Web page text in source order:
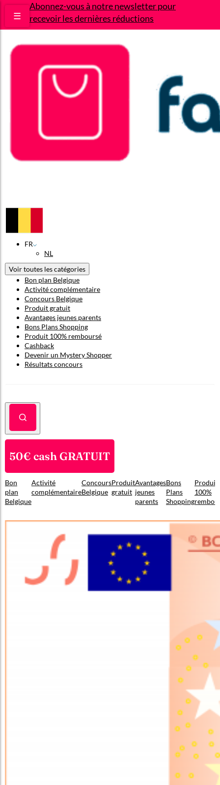
Abonnez-vous à notre newsletter pour
recevoir les dernières réductions
☰
FR
NL
Voir toutes les catégories
Bon plan Belgique
Activité complémentaire
Concours Belgique
Produit gratuit
Avantages jeunes parents
Bons Plans Shopping
Produit 100% remboursé
Cashback
Devenir un Mystery Shopper
Résultats concours
50€ cash GRATUIT
Bon
plan
Belgique
Activité
complémentaire
Concours
Belgique
Produit
gratuit
Avantages
jeunes
parents
Bons
Plans
Shopping
Produit
100%